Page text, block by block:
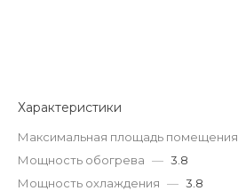
Характеристики
Максимальная площадь помещения
Мощность обогрева — 3.8
Мощность охлаждения — 3.8